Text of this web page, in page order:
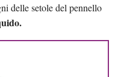
delle setole del pennello